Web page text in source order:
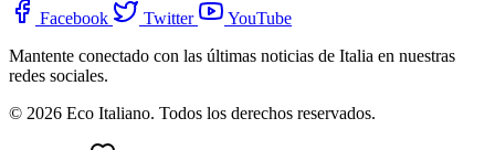
Facebook Twitter
YouTube
Mantente conectado con las últimas noticias de Italia en nuestras
redes sociales.
© 2026 Eco Italiano. Todos los derechos reservados.